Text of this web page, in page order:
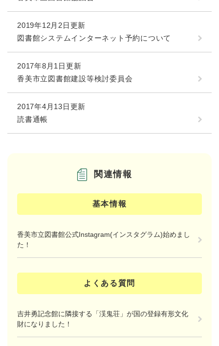
2019年12月2日更新
図書館システムインターネット予約について
2017年8月1日更新
香美市立図書館建設等検討委員会
2017年4月13日更新
読書通帳
関連情報
基本情報
香美市立図書館公式Instagram(インスタグラム)始めまし
た！
よくある質問
吉井勇記念館に隣接する「渓鬼荘」が国の登録有形文化
財になりました！